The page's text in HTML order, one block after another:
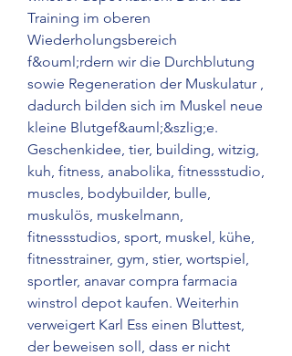
Training im oberen
Wiederholungsbereich
f&ouml;rdern wir die Durchblutung
sowie Regeneration der Muskulatur ,
dadurch bilden sich im Muskel neue
kleine Blutgef&auml;&szlig;e.
Geschenkidee, tier, building, witzig,
kuh, fitness, anabolika, fitnessstudio,
muscles, bodybuilder, bulle,
muskulös, muskelmann,
fitnessstudios, sport, muskel, kühe,
fitnesstrainer, gym, stier, wortspiel,
sportler, anavar compra farmacia
winstrol depot kaufen. Weiterhin
verweigert Karl Ess einen Bluttest,
der beweisen soll, dass er nicht